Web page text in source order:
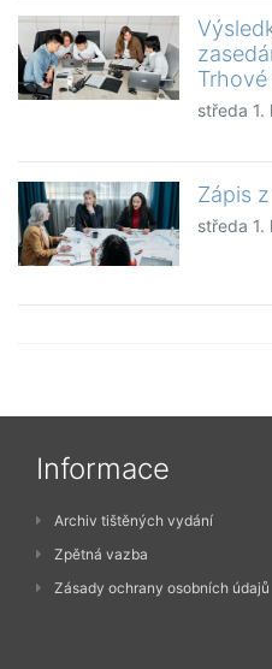
středa 1.
Zápis
středa 1.
Informace
Archiv tištěných vydání
Zpětná vazba
Zásady ochrany osobních údajů